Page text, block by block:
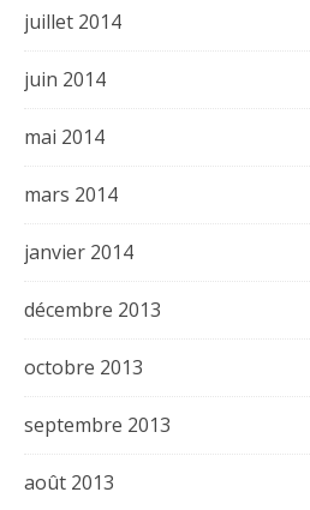
juillet 2014
juin 2014
mai 2014
mars 2014
janvier 2014
décembre 2013
octobre 2013
septembre 2013
août 2013